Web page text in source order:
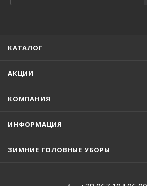
КАТАЛОГ
АКЦИИ
КОМПАНИЯ
ИНФОРМАЦИЯ
ЗИМНИЕ ГОЛОВНЫЕ УБОРЫ